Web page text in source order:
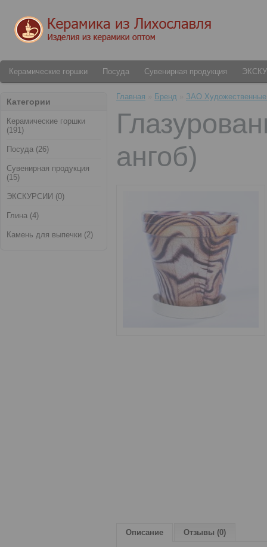
Керамические горшки Посуда Сувенирная продукция
Категории
Керамические горшки
(191)
Посуда (26)
Сувенирная продукция
(15)
ЭКСКУРСИИ (0)
Глина (4)
Камень для выпечки (2)
Главная Бренд ЗАО
ангоб)
Описание Отзывы (0)